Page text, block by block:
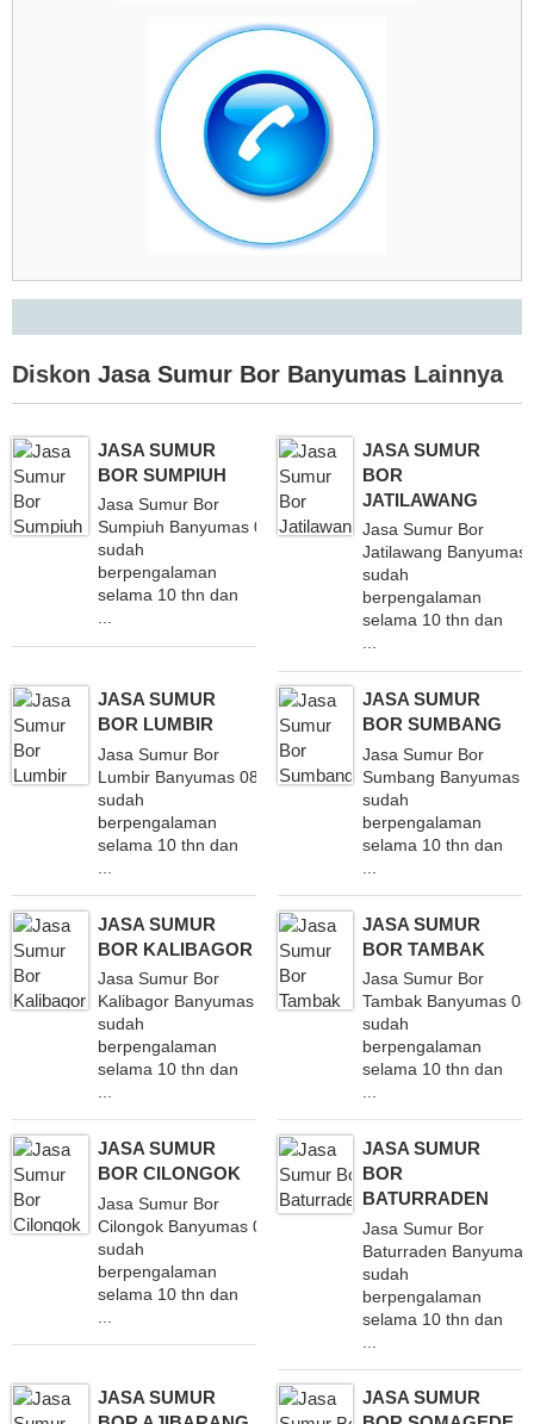
Diskon Jasa Sumur Bor Banyumas Lainnya
JASA SUMUR
BOR SUMPIUH
Jasa Sumur Bor
Sumpiuh Banyumas 082340851660
sudah
berpengalaman
selama 10 thn dan
...
JASA SUMUR
BOR
JATILAWANG
Jasa Sumur Bor
Jatilawang Banyumas
sudah
berpengalaman
selama 10 thn dan
...
JASA SUMUR
BOR LUMBIR
Jasa Sumur Bor
Lumbir Banyumas 082340851660
sudah
berpengalaman
selama 10 thn dan
JASA SUMUR
BOR SUMBANG
Jasa Sumur Bor
Sumbang Banyumas
sudah
berpengalaman
selama 10 thn dan
JASA SUMUR
BOR KALIBAGOR
Jasa Sumur Bor
Kalibagor Banyumas 082340851660
sudah
berpengalaman
selama 10 thn dan
JASA SUMUR
BOR TAMBAK
Jasa Sumur Bor
Tambak Banyumas
sudah
berpengalaman
selama 10 thn dan
JASA SUMUR
BOR CILONGOK
Jasa Sumur Bor
Cilongok Banyumas 082340851660
sudah
berpengalaman
selama 10 thn dan
JASA SUMUR
BOR
BATURRADEN
Jasa Sumur Bor
Baturraden
sudah
berpengalaman
selama 10 thn dan
JASA SUMUR
JASA SUMUR